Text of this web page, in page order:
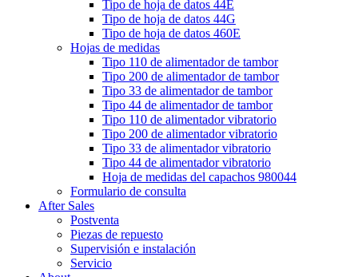
Tipo de hoja de datos 44E
Tipo de hoja de datos 44G
Tipo de hoja de datos 460E
Hojas de medidas
Tipo 110 de alimentador de tambor
Tipo 200 de alimentador de tambor
Tipo 33 de alimentador de tambor
Tipo 44 de alimentador de tambor
Tipo 110 de alimentador vibratorio
Tipo 200 de alimentador vibratorio
Tipo 33 de alimentador vibratorio
Tipo 44 de alimentador vibratorio
Hoja de medidas del capachos 980044
Formulario de consulta
After Sales
Postventa
Piezas de repuesto
Supervisión e instalación
Servicio